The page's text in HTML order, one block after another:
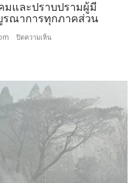
มและปราบปรามผู้มี
ณาการทุกภาคส่วน
ปิดความเห็น
จัด
ระเบียบ
สังคม
และ
ปราบ
ปราม